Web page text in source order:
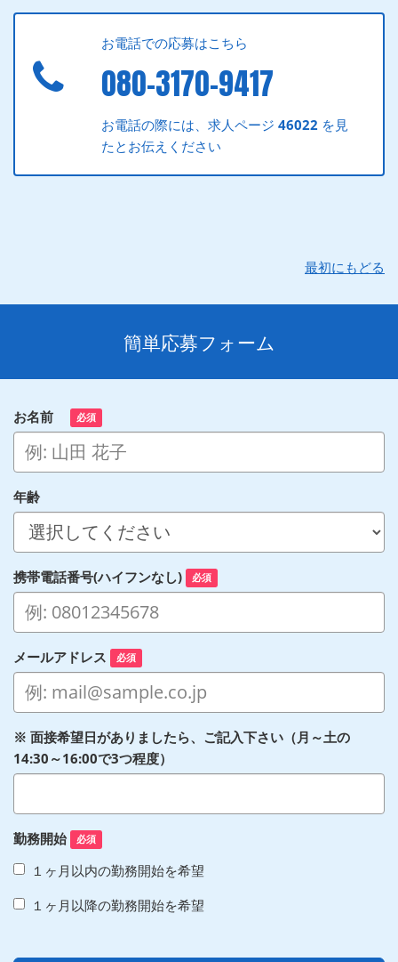
お電話での応募はこちら
080-3170-9417
お電話の際には、求人ページ46022 を見
たとお伝えください
最初にもどる
簡単応募フォーム
お名前 必須
年齢
携帯電話番号(ハイフンなし) 必須
メールアドレス 必須
※ 面接希望日がありましたら、ご記入下さい（月～土の
14:30～16:00で3つ程度）
勤務開始 必須
１ヶ月以内の勤務開始を希望
１ヶ月以降の勤務開始を希望